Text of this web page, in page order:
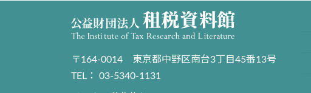
〒164-0014 東京都中野区南台3丁目45番13号
TEL： 03-5340-1131